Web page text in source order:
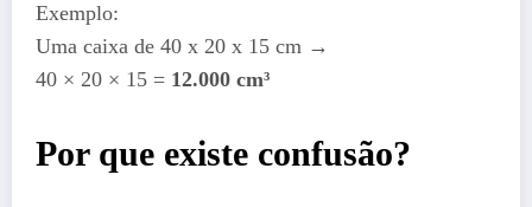
Exemplo:
Uma caixa de 40 x 20 x 15 cm →
40 × 20 × 15 = 12.000 cm³
Por que existe confusão?